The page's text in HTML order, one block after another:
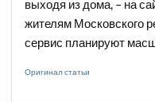
выходя из дома, – на
жителям Московского
сервис планируют
Оригинал статьи